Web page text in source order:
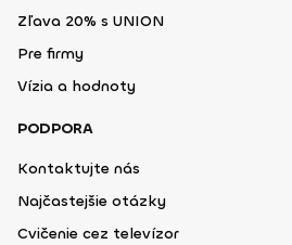
Zľava 20% s UNION
Pre firmy
Vízia a hodnoty
PODPORA
Kontaktujte nás
Najčastejšie otázky
Cvičenie cez televízor